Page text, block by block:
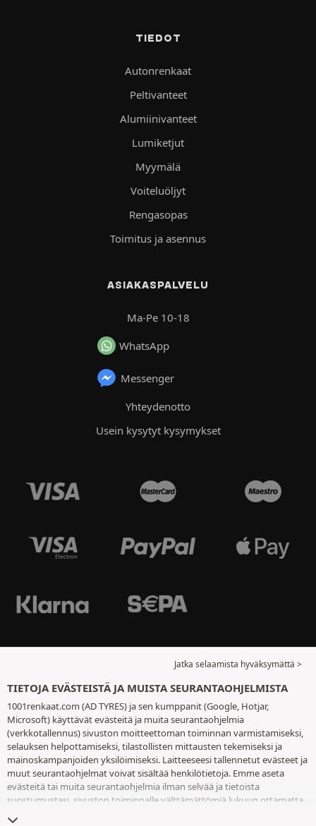
TIEDOT
Autonrenkaat
Peltivanteet
Alumiinivanteet
Lumiketjut
Myymälä
Voiteluöljyt
Rengasopas
Toimitus ja asennus
ASIAKASPALVELU
Ma-Pe 10-18
WhatsApp
Messenger
Yhteydenotto
Usein kysytyt kysymykset
Jatka selaamista hyväksymättä >
TIETOJA EVÄSTEISTÄ JA MUISTA SEURANTAOHJELMISTA
1001renkaat.com (AD TYRES) ja sen kumppanit (Google, Hotjar,
Microsoft) käyttävät evästeitä ja muita seurantaohjelmia
(verkkotallennus) sivuston moitteettoman toiminnan varmistamiseksi,
selauksen helpottamiseksi, tilastollisten mittausten tekemiseksi ja
mainoskampanjoiden yksilöimiseksi. Laitteeseesi tallennetut evästeet ja
muut seurantaohjelmat voivat sisältää henkilötietoja. Emme aseta
evästeitä tai muita seurantaohjelmia ilman selvää ja tietoista
suostumustasi, sivuston toiminnalle välttämättömiä lukuun ottamatta.